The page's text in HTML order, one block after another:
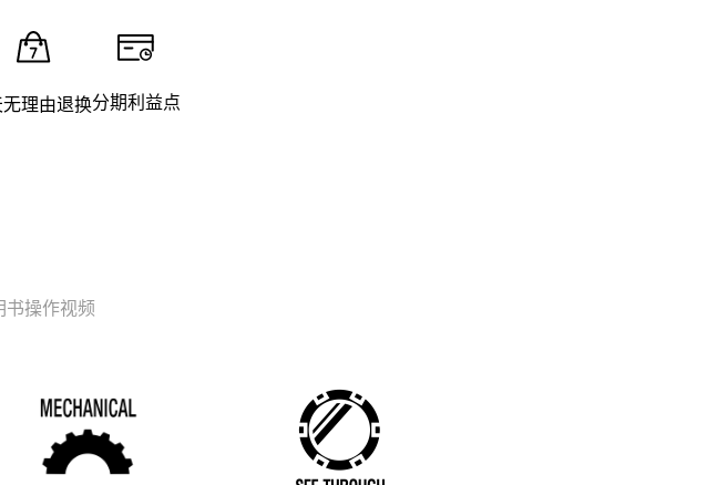
理由退换分期利益点
书操作视频